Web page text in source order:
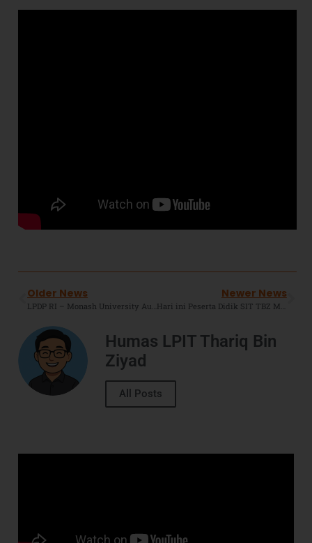
Older News
LPDP RI – Monash University Australia Mengadakan Beasiswa Microcredential Guru Paud, SD, dan SMP. Sahabat Thariq Mau Ikut ?
Newer News
Hari ini Peserta Didik SIT TBZ Mengikuti Ujian Kelulusan Di Berbagai Jenjang, Semoga Allah Mudahkan.
Humas LPIT Thariq Bin
Ziyad
All Posts